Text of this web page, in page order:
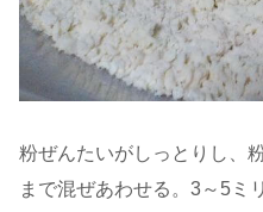
粉ぜんたいがしっとりし、
まで混ぜあわせる。3～5ミ